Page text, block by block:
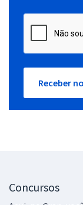
Receber
Concursos